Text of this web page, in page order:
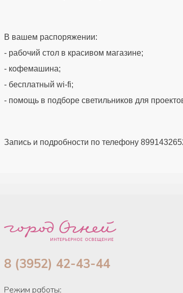
В вашем распоряжении:
- рабочий стол в красивом магазине;
- кофемашина;
- бесплатный wi-fi;
- помощь в подборе светильников для
Запись и подробности по телефону
8 (3952) 42-43-44
Режим работы: